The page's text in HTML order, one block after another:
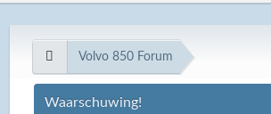
Volvo 850 Forum
Waarschuwing!